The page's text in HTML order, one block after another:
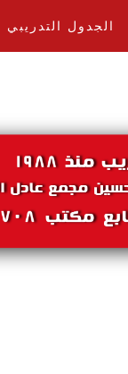
الجدول التدريبي